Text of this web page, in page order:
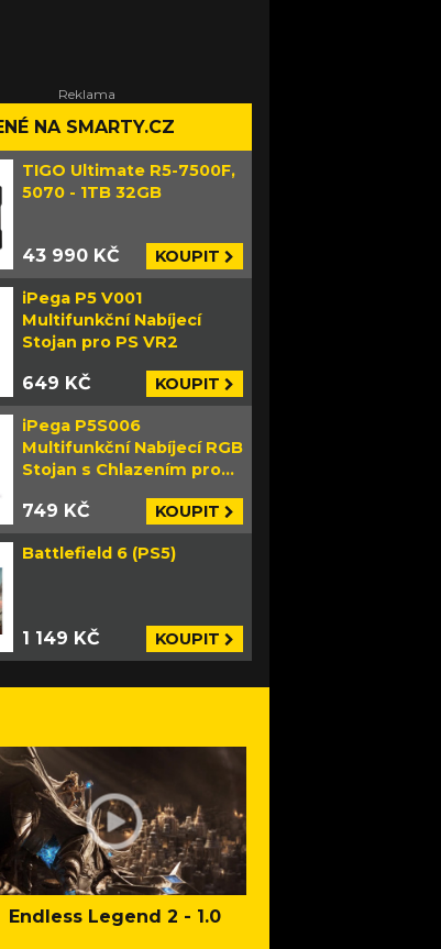
NA SMARTY.CZ
TIGO Ultimate R5-7500F,
5070 - 1TB 32GB
43 990 KČ KOUPIT
iPega P5 V001
Multifunkční Nabíjecí
Stojan pro PS VR2
649 KČ KOUPIT
iPega P5S006
Multifunkční Nabíjecí RGB
Stojan s Chlazením pro
749 KČ KOUPIT
Battlefield 6 (PS5)
1 149 KČ KOUPIT
Endless Legend 2 - 1.0